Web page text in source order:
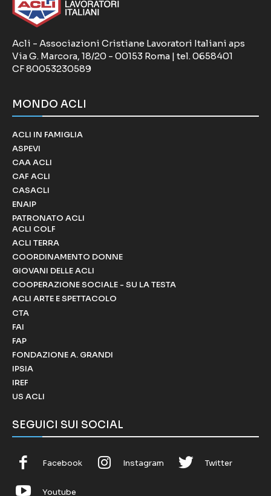
Acli - Associazioni Cristiane Lavoratori Italiani aps
Via G. Marcora, 18/20 - 00153 Roma | tel. 0658401
CF 80053230589
MONDO ACLI
ACLI IN FAMIGLIA
ASPEVI
CAA ACLI
CAF ACLI
CASACLI
ENAIP
PATRONATO ACLI
ACLI COLF
ACLI TERRA
COORDINAMENTO DONNE
GIOVANI DELLE ACLI
COOPERAZIONE SOCIALE - SU LA TESTA
ACLI ARTE E SPETTACOLO
CTA
FAI
FAP
FONDAZIONE A. GRANDI
IPSIA
IREF
US ACLI
SEGUICI SUI SOCIAL
Facebook Instagram Twitter
Youtube